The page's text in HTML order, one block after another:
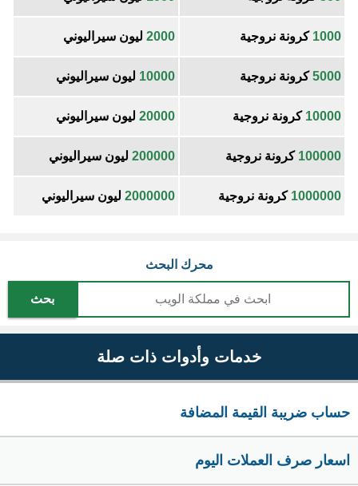
1000 كرونة نروجية 2000 ليون سيراليوني
5000كرونة نروجية 10000 ليون سيراليوني
10000 كرونة نروجية 20000 ليون سيراليوني
100000 كرونة نروجية 200000 ليون سيراليوني
1000000 كرونة نروجية 2000000 ليون سيراليوني
محرك البحث
بحث
خدمات وأدوات ذات صلة
حساب ضريبة القيمة المضافة
اسعار صرف العملات اليوم